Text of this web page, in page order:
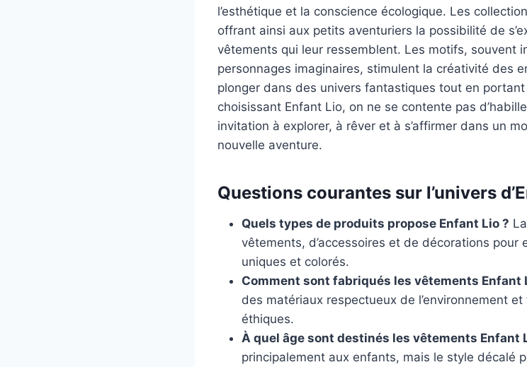
l’esthétique et la conscience écologique. Les
offrant ainsi aux petits aventuriers la possibilité de
vêtements qui leur ressemblent. Les motifs, souvent
personnages imaginaires, stimulent la créativité des
plonger dans des univers fantastiques tout en
choisissant Enfant Lio, on ne se contente pas
invitation à explorer, à rêver et à s’affirmer dans un
nouvelle aventure.
Questions courantes sur l’univers
Quels types de produits propose Enfant Lio ?
vêtements, d’accessoires et de décorations
uniques et colorés.
Comment sont fabriqués les vêtements Enfant
des matériaux respectueux de l’environnement
éthiques.
À quel âge sont destinés les vêtements Enfant
principalement aux enfants, mais le style décalé